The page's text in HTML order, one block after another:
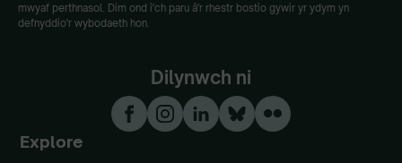
mwyaf perthnasol. Dim ond i'ch paru â'r rhestr bostio gywir yr ydym yn
defnyddio'r wybodaeth hon.
Dilynwch ni
Explore